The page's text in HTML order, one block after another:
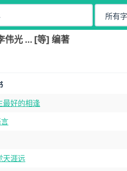
伟光 ... [等] 编著
最好的相逢
天涯远